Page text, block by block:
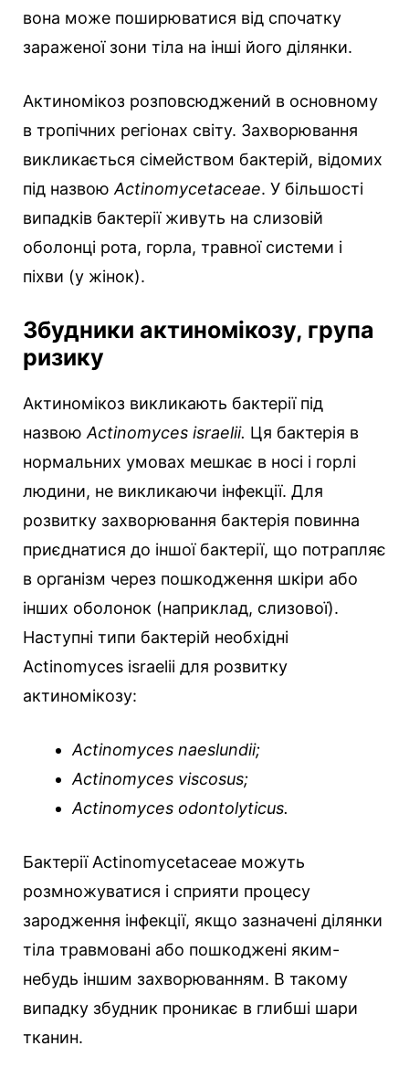
вона може поширюватися від спочатку
зараженої зони тіла на інші його ділянки.
Актиномікоз розповсюджений в основному
в тропічних регіонах світу. Захворювання
викликається сімейством бактерій, відомих
під назвою Аctinomycetaceae. У більшості
випадків бактерії живуть на слизовій
оболонці рота, горла, травної системи і
піхви (у жінок).
Збудники актиномікозу, група
ризику
Актиномікоз викликають бактерії під
назвою Actinomyces israelii. Ця бактерія в
нормальних умовах мешкає в носі і горлі
людини, не викликаючи інфекції. Для
розвитку захворювання бактерія повинна
приєднатися до іншої бактерії, що потрапляє
в організм через пошкодження шкіри або
інших оболонок (наприклад, слизової).
Наступні типи бактерій необхідні
Actinomyces israelii для розвитку
актиномікозу:
Actinomyces naeslundii;
Actinomyces viscosus;
Actinomyces odontolyticus.
Бактерії Actinomycetaceae можуть
розмножуватися і сприяти процесу
зародження інфекції, якщо зазначені ділянки
тіла травмовані або пошкоджені яким-
небудь іншим захворюванням. В такому
випадку збудник проникає в глибші шари
тканин.